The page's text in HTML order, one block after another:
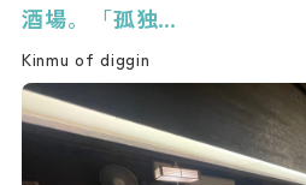
酒場。「孤独…
Kinmu of diggin